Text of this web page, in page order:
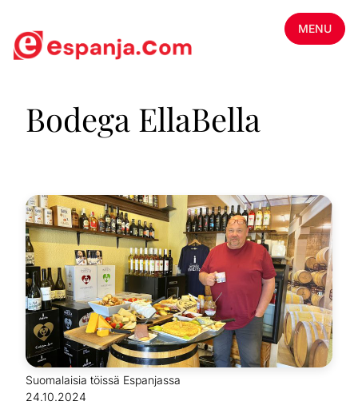
MENU
Bodega EllaBella
Suomalaisia töissä Espanjassa
24.10.2024